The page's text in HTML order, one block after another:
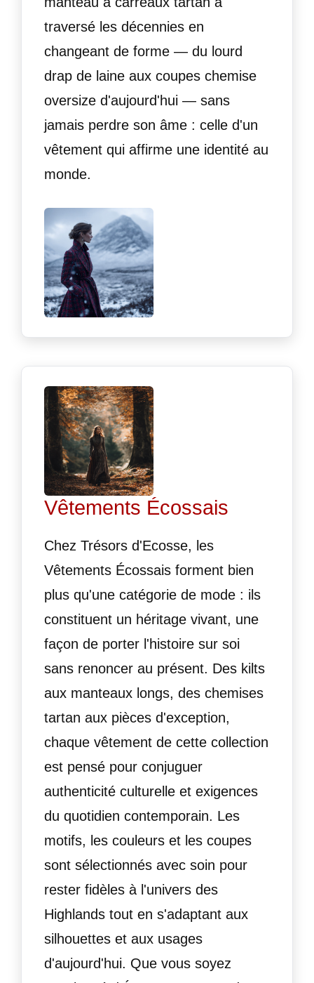
traversé les décennies en
changeant de forme — du lourd
drap de laine aux coupes chemise
oversize d'aujourd'hui — sans
jamais perdre son âme : celle d'un
vêtement qui affirme une identité au
monde.
Vêtements Écossais
Chez Trésors d'Ecosse, les
Vêtements Écossais forment bien
plus qu'une catégorie de mode : ils
constituent un héritage vivant, une
façon de porter l'histoire sur soi
sans renoncer au présent. Des kilts
aux manteaux longs, des chemises
tartan aux pièces d'exception,
chaque vêtement de cette collection
est pensé pour conjuguer
authenticité culturelle et exigences
du quotidien contemporain. Les
motifs, les couleurs et les coupes
sont sélectionnés avec soin pour
rester fidèles à l'univers des
Highlands tout en s'adaptant aux
silhouettes et aux usages
d'aujourd'hui. Que vous soyez